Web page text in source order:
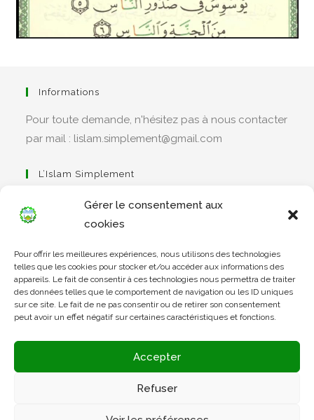
Gérer le consentement aux
cookies
Pour offrir les meilleures expériences, nous utilisons des technologies
telles que les cookies pour stocker et/ou accéder aux informations des
appareils. Le fait de consentir à ces technologies nous permettra de traiter
des données telles que le comportement de navigation ou les ID uniques
sur ce site. Le fait de ne pas consentir ou de retirer son consentement
peut avoir un effet négatif sur certaines caractéristiques et fonctions.
Accepter
Refuser
Informations
Pour toute demande, n'hésitez pas à nous contacter
par mail : lislam.simplement@gmail.com
L’Islam Simplement
dans
un
nouvel
onglet
Apprendre Le Coran Simplement